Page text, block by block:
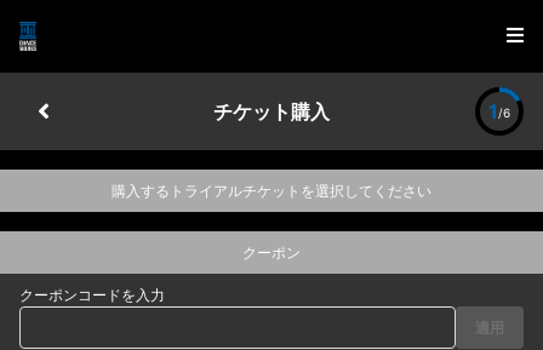
チケット購入 1 /6
購入するトライアルチケットを選択してください
クーポン
クーポンコードを入力
適用